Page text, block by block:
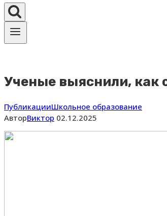
Ученые выяснили, как
ПубликацииШкольное образование
АвторВиктор 02.12.2025